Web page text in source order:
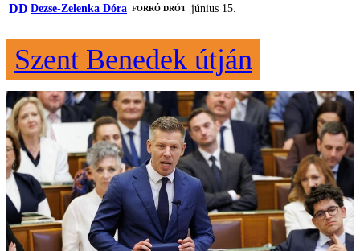
DD Dezse-Zelenka Dóra FORRÓ DRÓT június 15.
Szent Benedek útján